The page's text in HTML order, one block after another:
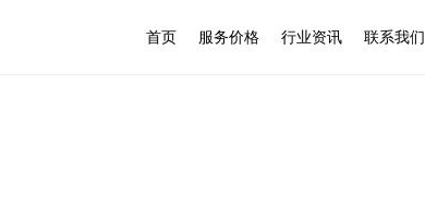
首页 服务价格 行业资讯 联系我们